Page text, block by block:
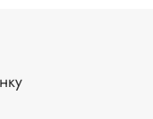
можно
как
уличных работ.
создать
и размера,